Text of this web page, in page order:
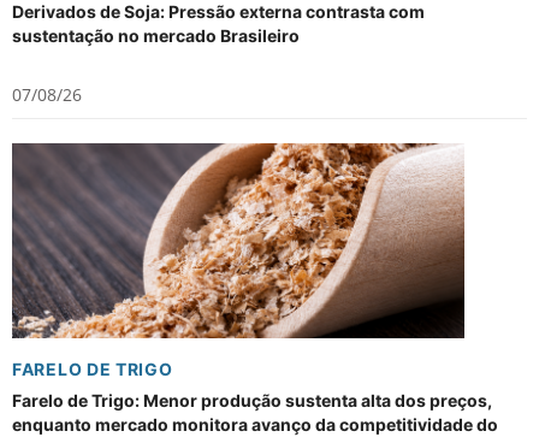
Derivados de Soja: Pressão externa contrasta com
sustentação no mercado Brasileiro
07/08/26
FARELO DE TRIGO
Farelo de Trigo: Menor produção sustenta alta dos preços,
enquanto mercado monitora avanço da competitividade do